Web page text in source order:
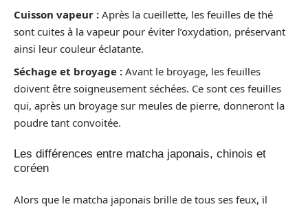
Cuisson vapeur : Après la cueillette, les feuilles de thé
sont cuites à la vapeur pour éviter l’oxydation, préservant
ainsi leur couleur éclatante.
Séchage et broyage : Avant le broyage, les feuilles
doivent être soigneusement séchées. Ce sont ces feuilles
qui, après un broyage sur meules de pierre, donneront la
poudre tant convoitée.
Les différences entre matcha japonais, chinois et
coréen
Alors que le matcha japonais brille de tous ses feux, il